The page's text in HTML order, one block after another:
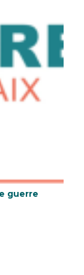
guerre